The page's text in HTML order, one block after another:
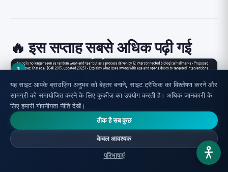
🔥 इस सप्ताह सबसे अधिक पढ़ी गई
1
यह साइट आपके ब्राउज़िंग अनुभव को बेहतर बनाने, साइट ट्रैफ़िक का विश्लेषण करने और
सामग्री को समायोजित करने के लिए कुकीज़ का उपयोग करती है। अधिक जानकारी के
लिए हमारी गोपनीयता नीति देखें।
ठीक है सब कुछ
केवल आवश्यक
परिभाषाएं